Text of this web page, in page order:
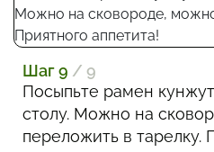
Шаг 9 / 9
Посыпьте рамен
столу. Можно на
переложить в тарелку.